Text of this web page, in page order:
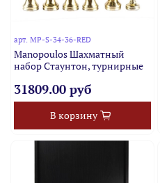
арт.MP-S-34-36-RED
Manopoulos Шахматный
набор Стаунтон, турнирные
31809.00 руб
В корзину